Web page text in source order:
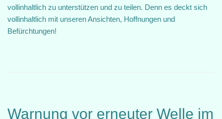
vollinhaltlich zu unterstützen und zu teilen. Denn es deckt sich
vollinhaltlich mit unseren Ansichten, Hoffnungen und
Befürchtungen!
Warnung vor erneuter Welle im